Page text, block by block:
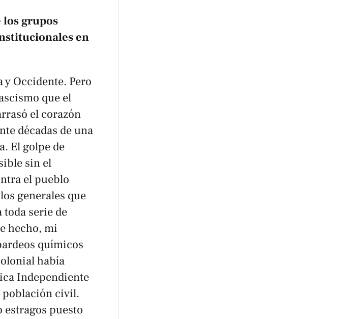
los grupos
en
Occidente. Pero
que el
el corazón
décadas de una
El golpe de
sin el
el pueblo
generales que
toda serie de
hecho, mi
químicos
había
Independiente
población civil.
estragos puesto